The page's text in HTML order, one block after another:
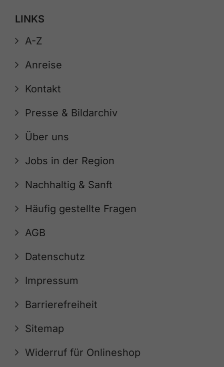
LINKS
A-Z
Anreise
Kontakt
Presse & Bildarchiv
Über uns
Jobs in der Region
Nachhaltig & Sanft
Häufig gestellte Fragen
AGB
Datenschutz
Impressum
Barrierefreiheit
Sitemap
Widerruf für Onlineshop